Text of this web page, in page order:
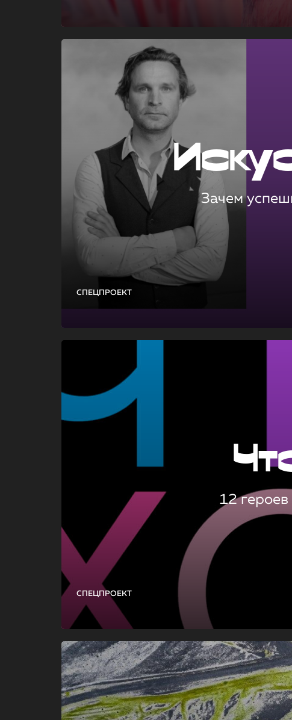
СПЕЦПРОЕКТ
Зачем
СПЕЦПРОЕКТ
12